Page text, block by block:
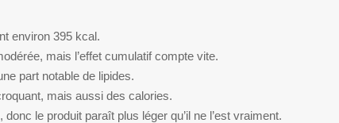
environ 395 kcal.
mais l’effet cumulatif compte vite.
part notable de lipides.
mais aussi des calories.
donc le produit paraît plus léger qu’il ne l’est vraiment.